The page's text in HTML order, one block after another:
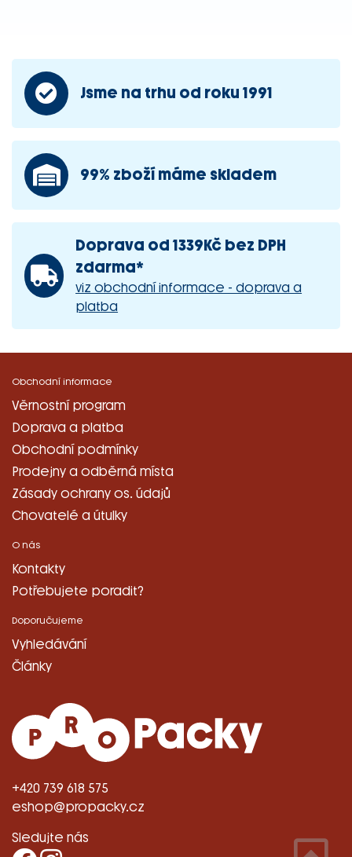
Jsme na trhu od roku 1991
99% zboží máme skladem
Doprava od 1339Kč bez DPH
zdarma*
viz obchodní informace - doprava a
platba
+420 739 618 575
eshop@propacky.cz
Sledujte nás
Obchodní informace
Věrnostní program
Doprava a platba
Obchodní podmínky
Prodejny a odběrná místa
Zásady ochrany os. údajů
Chovatelé a útulky
O nás
Kontakty
Potřebujete poradit?
Doporučujeme
Vyhledávání
Články